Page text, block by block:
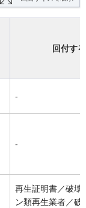
回付す
-
-
再生証明書／破壊
ン類再生業者／破